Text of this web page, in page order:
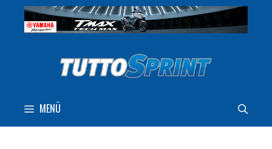
springen
MENÜ